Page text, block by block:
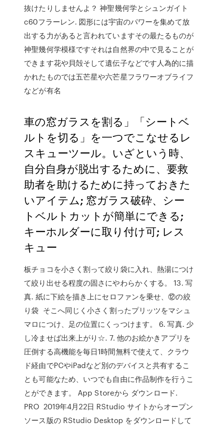
抜けたりしませんよ？ 神聖幾何学とシュンガイト
c60フラーレン. 図形には宇宙のパワーを集めて放
出する力があると言われていますその最たるものが
神聖幾何学模様ですそれは自然界の中で見ることが
できます花や貝殻そして遺伝子などです人為的に描
かれたものでは五芒星や六芒星フラワーオブライフ
などが有名
車の窓ガラスを割る」「シートベ
ルトを切る」を一つでこなせるレ
スキューツール。いざという時、
自分自身が脱出するために、要救
助者を助けるために持っておきた
いアイテム; 窓ガラス破砕、シー
トベルトカットが簡単にできる;
キーホルダーに取り付け可; レス
キュー
板チョコを小さく割って絞り袋に入れ、熱湯につけ
て絞り出せる程度の固さにやわらかくする。 13. 写
真. 紙に下絵を描き上にセロファンを乗せ、⑫の絞
り袋 そこへ同じく小さく割ったプリッツをマシュ
マロにつけ、足の位置にくっつけます。 6. 写真. 少
し冷ませば出来上がり☆. 7. 他のお絵かきアプリを
圧倒する高機能を毎日1時間無料で使えて、クラウ
ド経由でPCやiPadなど別のデバイスと共有するこ
とも可能なため、いつでも自由に作品制作を行うこ
とができます。 App Storeから ダウンロード.
PRO 2019年4月22日 RStudio サイトからオープン
ソース版の RStudio Desktop をダウンロードして